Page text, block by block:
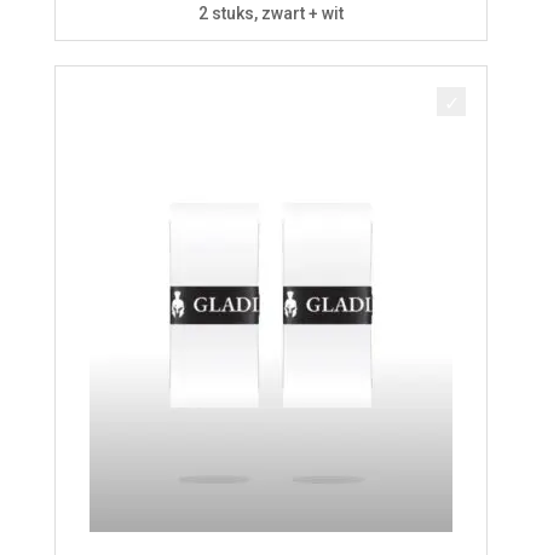
prijs
was:
€ 5,50.
prijs
is:
€ 4,95.
2 stuks, zwart + wit